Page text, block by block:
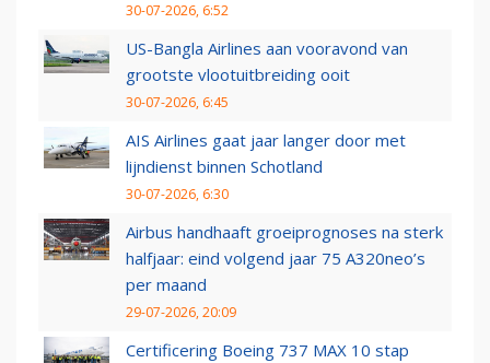
30-07-2026, 6:52
US-Bangla Airlines aan vooravond van
grootste vlootuitbreiding ooit
30-07-2026, 6:45
AIS Airlines gaat jaar langer door met
lijndienst binnen Schotland
30-07-2026, 6:30
Airbus handhaaft groeiprognoses na sterk
halfjaar: eind volgend jaar 75 A320neo’s
per maand
29-07-2026, 20:09
Certificering Boeing 737 MAX 10 stap